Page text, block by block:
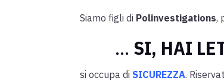
Siamo figli di Polinvestigations,
... SI, HAI
si occupa di SICUREZZA.